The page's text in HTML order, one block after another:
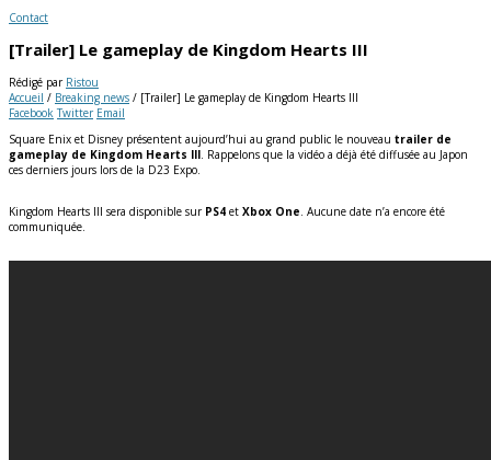
Contact
[Trailer] Le gameplay de Kingdom Hearts III
Rédigé par Ristou
Accueil / Breaking news / [Trailer] Le gameplay de Kingdom Hearts III
Facebook Twitter Email
Square Enix et Disney présentent aujourd’hui au grand public le nouveau trailer de
gameplay de Kingdom Hearts III. Rappelons que la vidéo a déjà été diffusée au Japon
ces derniers jours lors de la D23 Expo.
Kingdom Hearts III sera disponible sur PS4 et Xbox One. Aucune date n’a encore été
communiquée.